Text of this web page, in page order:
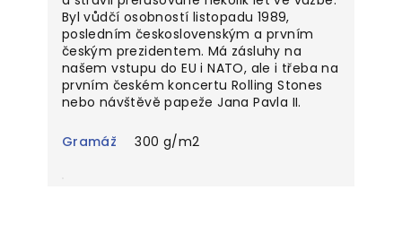
Byl vůdčí osobností listopadu 1989,
posledním československým a prvním
českým prezidentem. Má zásluhy na
našem vstupu do EU i NATO, ale i třeba na
prvním českém koncertu Rolling Stones
nebo návštěvě papeže Jana Pavla II.
Gramáž 300 g/m2